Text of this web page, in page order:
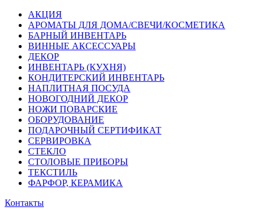
АКЦИЯ
АРОМАТЫ ДЛЯ ДОМА/СВЕЧИ/КОСМЕТИКА
БАРНЫЙ ИНВЕНТАРЬ
ВИННЫЕ АКСЕССУАРЫ
ДЕКОР
ИНВЕНТАРЬ (КУХНЯ)
КОНДИТЕРСКИЙ ИНВЕНТАРЬ
НАПЛИТНАЯ ПОСУДА
НОВОГОДНИЙ ДЕКОР
НОЖИ ПОВАРСКИЕ
ОБОРУДОВАНИЕ
ПОДАРОЧНЫЙ СЕРТИФИКАТ
СЕРВИРОВКА
СТЕКЛО
СТОЛОВЫЕ ПРИБОРЫ
ТЕКСТИЛЬ
ФАРФОР, КЕРАМИКА
Контакты